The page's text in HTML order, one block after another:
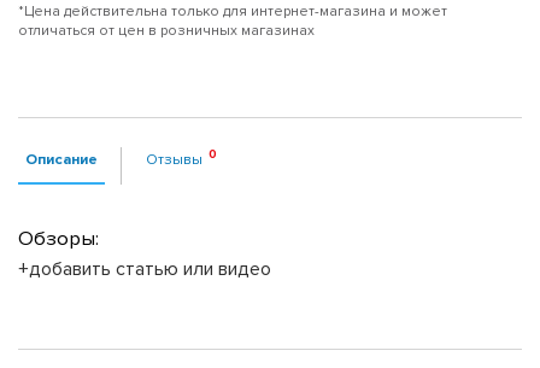
*Цена действительна только для интернет-магазина и может
отличаться от цен в розничных магазинах
Описание Отзывы
Обзоры:
+добавить статью или видео